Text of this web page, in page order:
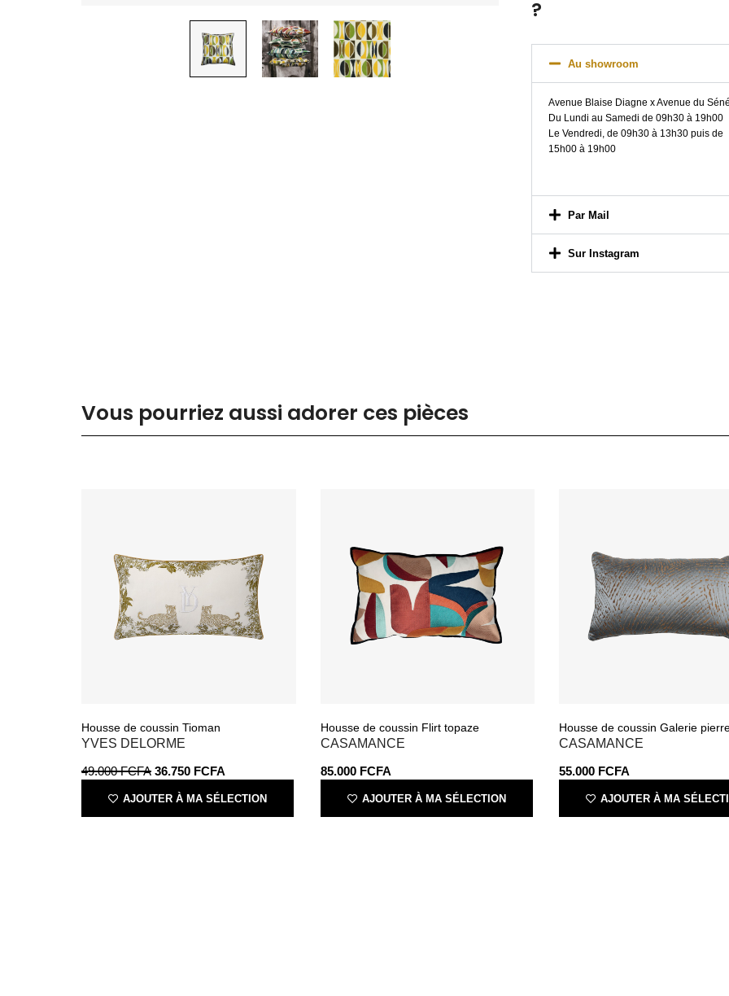
?
Au showroom
Avenue Blaise Diagne x Avenue du
Du Lundi au Samedi de 09h30 à 19h00
Le Vendredi, de 09h30 à 13h30 puis de
15h00 à 19h00
Par Mail
Sur Instagram
Vous pourriez aussi adorer ces pièces
Housse de coussin Tioman
YVES DELORME
49.000FCFA 36.750 FCFA
AJOUTER À MA SÉLECTION
Housse de coussin Flirt topaze
CASAMANCE
85.000 FCFA
AJOUTER À MA SÉLECTION
Housse de coussin Galerie
CASAMANCE
55.000 FCFA
AJOUTER À MA